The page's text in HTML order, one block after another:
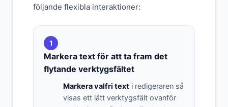
följande flexibla interaktioner:
1
Markera text för att ta fram det
flytande verktygsfältet
Markera valfri text i redigeraren så
visas ett lätt verktygsfält ovanför